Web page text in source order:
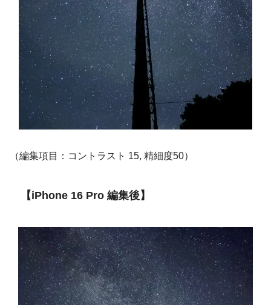
（編集項目：コントラスト 15, 精細度50）
【iPhone 16 Pro 編集後】